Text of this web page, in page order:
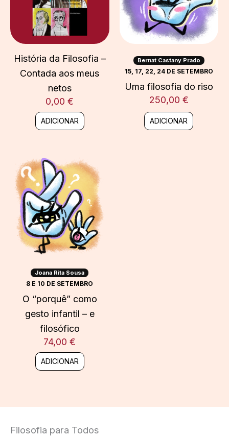
História da Filosofia –
Contada aos meus
netos
0,00€
ADICIONAR
Bernat Castany Prado
15, 17, 22, 24 DE SETEMBRO
Uma filosofia do riso
250,00 €
ADICIONAR
Joana Rita Sousa
8 E 10 DE SETEMBRO
O “porquê” como
gesto infantil – e
filosófico
74,00€
ADICIONAR
Filosofia para Todos